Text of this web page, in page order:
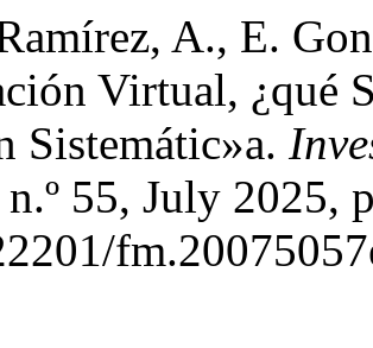
A., E.
Virtual, ¿qué
Sistemátic»a.
55, July 2025,